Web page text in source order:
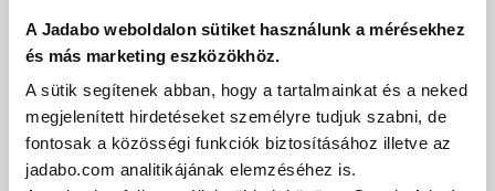
A Jadabo weboldalon sütiket használunk a mérésekhez
és más marketing eszközökhöz.
A sütik segítenek abban, hogy a tartalmainkat és a neked
megjelenített hirdetéseket személyre tudjuk szabni, de
fontosak a közösségi funkciók biztosításához illetve az
jadabo.com analitikájának elemzéséhez is.
Delphin BLACX 7T DP (aluminium) mély pótdob